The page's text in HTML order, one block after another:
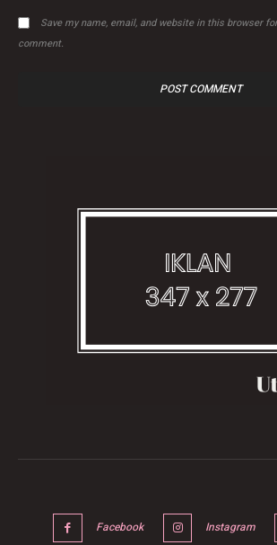
Save my name, email, and website in this browser
comment.
Facebook Instagram